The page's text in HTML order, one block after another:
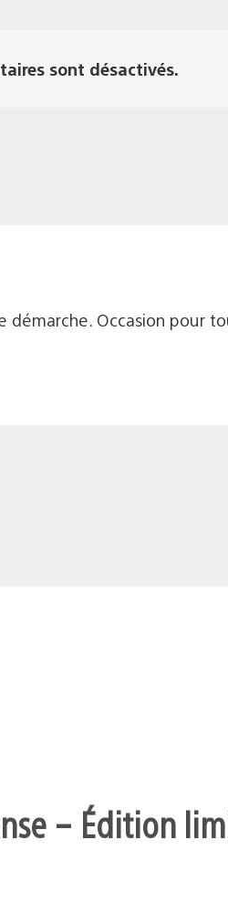
sont désactivés.
démarche. Occasion pour
– Édition